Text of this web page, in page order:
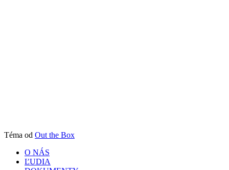
Téma od Out the Box
O NÁS
ĽUDIA